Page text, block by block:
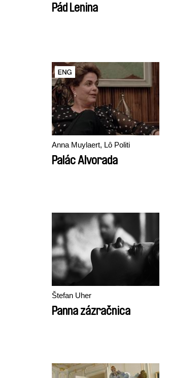
Pád Lenina
Anna Muylaert, Lô Politi
Palác Alvorada
Štefan Uher
Panna zázračnica